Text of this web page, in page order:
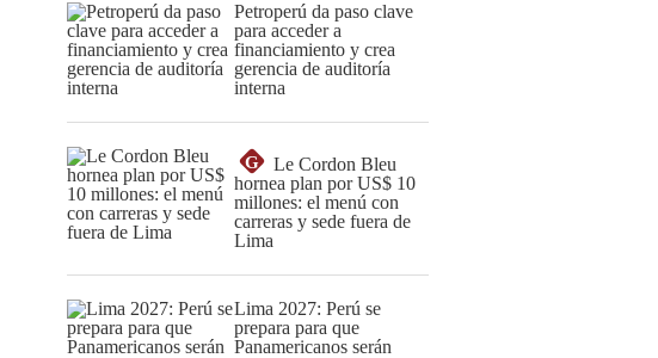
Petroperú da paso clave
para acceder a
financiamiento y crea
gerencia de auditoría
interna
G
Le Cordon Bleu
hornea plan por US$ 10
millones: el menú con
carreras y sede fuera de
Lima
Lima 2027: Perú se
prepara para que
Panamericanos serán